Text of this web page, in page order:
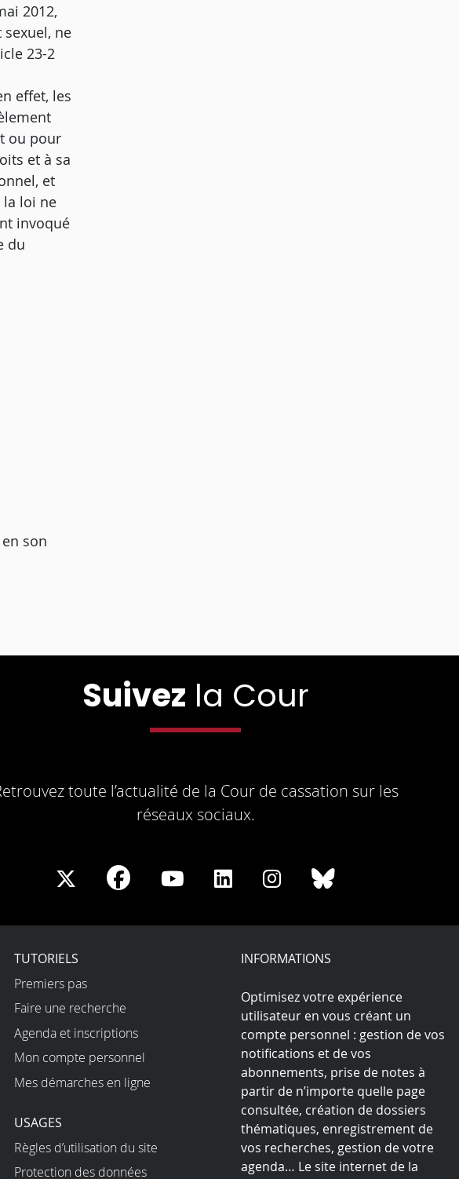
2012,
ne
23-2
effet, les
ou pour
et à sa
et
la loi ne
invoqué
du
son
Suivez la Cour
toute l’actualité de la Cour de cassation sur les
réseaux sociaux.
Share
X
Share
Facebook
Share
Youtube
Share
LinkedIn
Share
Instagram
Share
Bluesky
TUTORIELS
Premiers pas
Faire une recherche
Agenda et inscriptions
Mon compte personnel
Mes démarches en ligne
USAGES
Règles d’utilisation du site
Protection des données
INFORMATIONS
Optimisez votre expérience
utilisateur en vous créant un
compte personnel : gestion de vos
notifications et de vos
abonnements, prise de notes à
partir de n’importe quelle page
consultée, création de dossiers
thématiques, enregistrement de
vos recherches, gestion de votre
agenda… Le site internet de la